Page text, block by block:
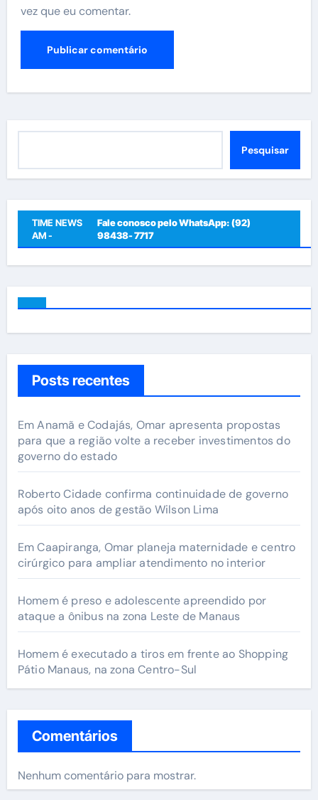
vez que eu comentar.
Pesquisar
TIME NEWS
AM -
Fale conosco pelo WhatsApp: (92)
98438- 7717
Posts recentes
Em Anamã e Codajás, Omar apresenta propostas
para que a região volte a receber investimentos do
governo do estado
Roberto Cidade confirma continuidade de governo
após oito anos de gestão Wilson Lima
Em Caapiranga, Omar planeja maternidade e centro
cirúrgico para ampliar atendimento no interior
Homem é preso e adolescente apreendido por
ataque a ônibus na zona Leste de Manaus
Homem é executado a tiros em frente ao Shopping
Pátio Manaus, na zona Centro-Sul
Comentários
Nenhum comentário para mostrar.